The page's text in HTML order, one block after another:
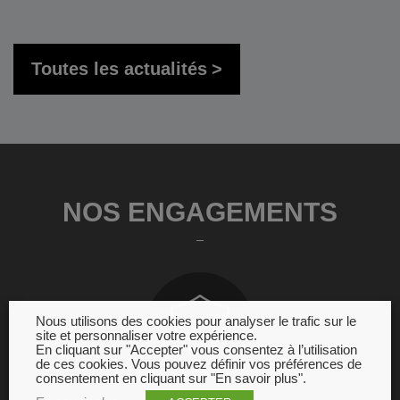
Toutes les actualités
NOS ENGAGEMENTS
Nous utilisons des cookies pour analyser le trafic sur le
site et personnaliser votre expérience.
En cliquant sur "Accepter" vous consentez à l’utilisation
de ces cookies. Vous pouvez définir vos préférences de
consentement en cliquant sur "En savoir plus".